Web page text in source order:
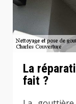
La
fait ?